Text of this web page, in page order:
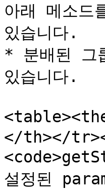
아래 메소드
있습니다.
* 분배된 그
있습니다.
</th></
설정된